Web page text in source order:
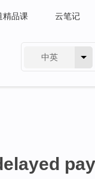
精品课 云笔记
中英